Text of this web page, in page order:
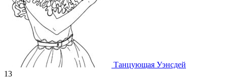
Танцующая Уэнсдей
13